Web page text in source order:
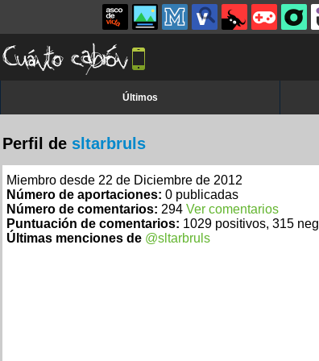
Últimos
Perfil de sltarbruls
Miembro desde 22 de Diciembre de 2012
Número de aportaciones: 0 publicadas
Número de comentarios: 294 Ver comentarios
Puntuación de comentarios: 1029 positivos, 315
Últimas menciones de @sltarbruls